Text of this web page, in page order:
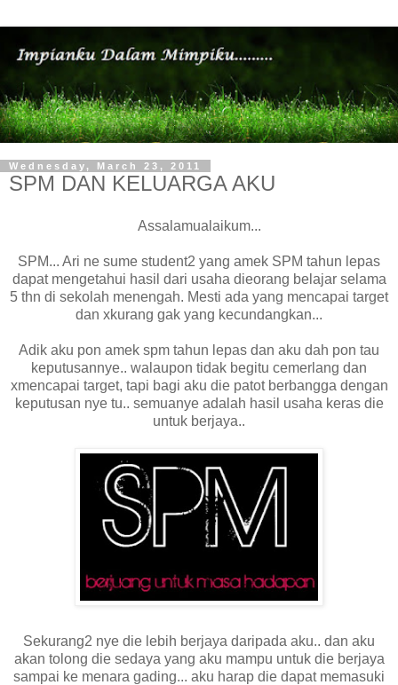
Wednesday, March 23, 2011
SPM DAN KELUARGA AKU
Assalamualaikum...
SPM... Ari ne sume student2 yang amek SPM tahun lepas
dapat mengetahui hasil dari usaha dieorang belajar selama
5 thn di sekolah menengah. Mesti ada yang mencapai target
dan xkurang gak yang kecundangkan...
Adik aku pon amek spm tahun lepas dan aku dah pon tau
keputusannye.. walaupon tidak begitu cemerlang dan
xmencapai target, tapi bagi aku die patot berbangga dengan
keputusan nye tu.. semuanye adalah hasil usaha keras die
untuk berjaya..
Sekurang2 nye die lebih berjaya daripada aku.. dan aku
akan tolong die sedaya yang aku mampu untuk die berjaya
sampai ke menara gading... aku harap die dapat memasuki